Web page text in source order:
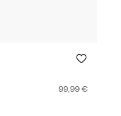
99,99 €